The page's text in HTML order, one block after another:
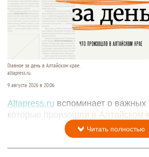
Главное за день в Алтайском крае.
altapress.ru.
9 августа 2026 в 20:06
Altapress.ru вспоминает о важных
которые произошли в Алтайском
Читать полностью